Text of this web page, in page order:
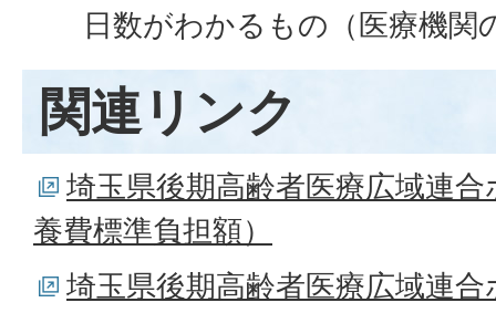
日数がわかるもの（医療機関
関連リンク
埼玉県後期高齢者医療広域連
養費標準負担額）
埼玉県後期高齢者医療広域連